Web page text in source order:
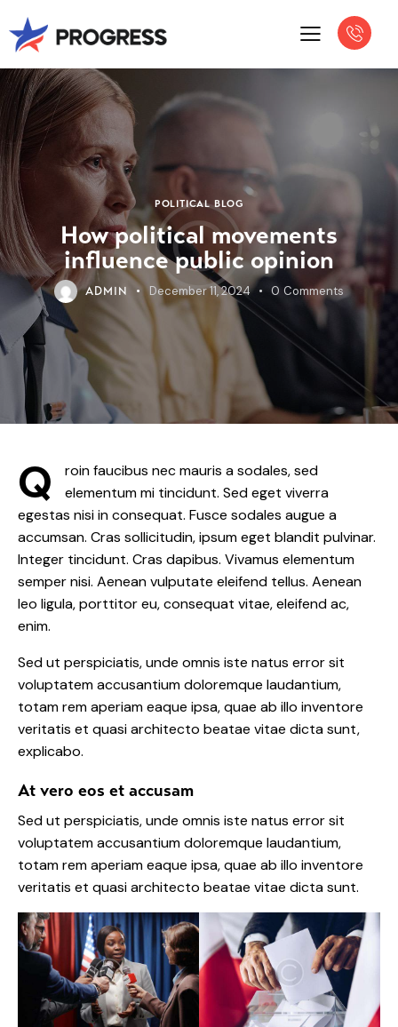
POLITICAL BLOG
How political movements
influence public opinion
ADMIN December 11, 2024 0 Comments
Q
roin faucibus nec mauris a sodales, sed
elementum mi tincidunt. Sed eget viverra
egestas nisi in consequat. Fusce sodales augue a
accumsan. Cras sollicitudin, ipsum eget blandit pulvinar.
Integer tincidunt. Cras dapibus. Vivamus elementum
semper nisi. Aenean vulputate eleifend tellus. Aenean
leo ligula, porttitor eu, consequat vitae, eleifend ac,
enim.
Sed ut perspiciatis, unde omnis iste natus error sit
voluptatem accusantium doloremque laudantium,
totam rem aperiam eaque ipsa, quae ab illo inventore
veritatis et quasi architecto beatae vitae dicta sunt,
explicabo.
At vero eos et accusam
Sed ut perspiciatis, unde omnis iste natus error sit
voluptatem accusantium doloremque laudantium,
totam rem aperiam eaque ipsa, quae ab illo inventore
veritatis et quasi architecto beatae vitae dicta sunt.